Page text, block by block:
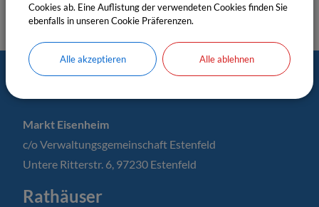
Markt Eisenheim
c/o Verwaltungsgemeinschaft Estenfeld
Untere Ritterstr. 6, 97230 Estenfeld
Rathäuser
Cookies ab. Eine Auflistung der verwendeten Cookies finden Sie
ebenfalls in unseren Cookie Präferenzen.
Alle akzeptieren Alle ablehnen